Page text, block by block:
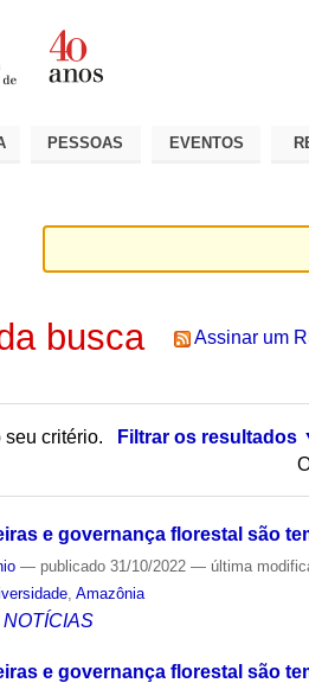
PESSOAS EVENTOS
busca Assinar um
seu critério.
Filtrar os resultados
e governança florestal são
— publicado 31/10/2022— última
,Amazônia
NOTÍCIAS
e governança florestal são